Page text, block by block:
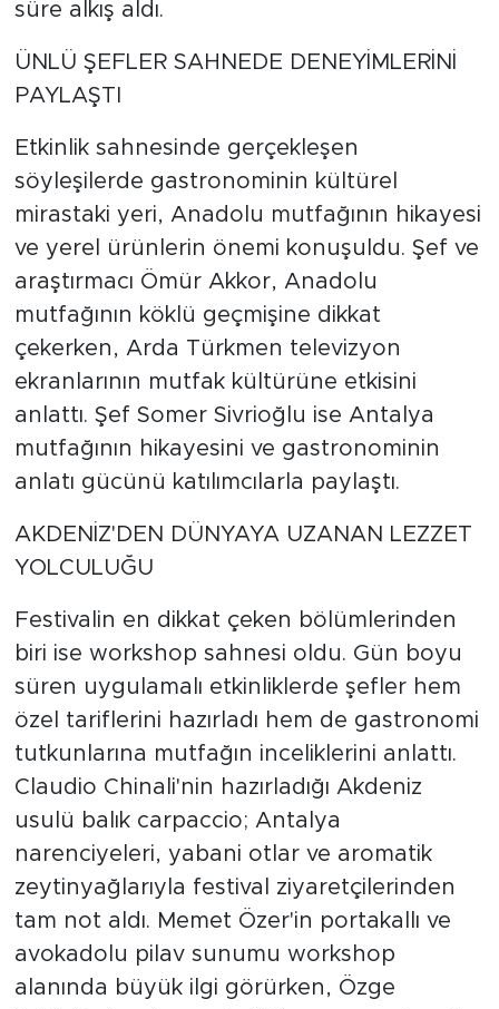
süre alkış aldı.
ÜNLÜ ŞEFLER SAHNEDE DENEYİMLERİNİ
PAYLAŞTI
Etkinlik sahnesinde gerçekleşen
söyleşilerde gastronominin kültürel
mirastaki yeri, Anadolu mutfağının hikayesi
ve yerel ürünlerin önemi konuşuldu. Şef ve
araştırmacı Ömür Akkor, Anadolu
mutfağının köklü geçmişine dikkat
çekerken, Arda Türkmen televizyon
ekranlarının mutfak kültürüne etkisini
anlattı. Şef Somer Sivrioğlu ise Antalya
mutfağının hikayesini ve gastronominin
anlatı gücünü katılımcılarla paylaştı.
AKDENİZ'DEN DÜNYAYA UZANAN LEZZET
YOLCULUĞU
Festivalin en dikkat çeken bölümlerinden
biri ise workshop sahnesi oldu. Gün boyu
süren uygulamalı etkinliklerde şefler hem
özel tariflerini hazırladı hem de gastronomi
tutkunlarına mutfağın inceliklerini anlattı.
Claudio Chinali'nin hazırladığı Akdeniz
usulü balık carpaccio; Antalya
narenciyeleri, yabani otlar ve aromatik
zeytinyağlarıyla festival ziyaretçilerinden
tam not aldı. Memet Özer'in portakallı ve
avokadolu pilav sunumu workshop
alanında büyük ilgi görürken, Özge